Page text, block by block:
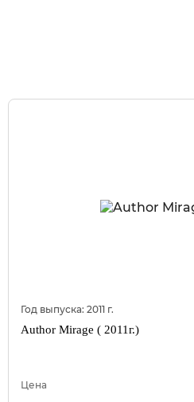
Год выпуска: 2011 г.
Author Mirage ( 2011г.)
Цена